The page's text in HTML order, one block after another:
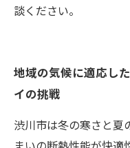
談ください。
地域の気候に適応し
イの挑戦
渋川市は冬の寒さと夏